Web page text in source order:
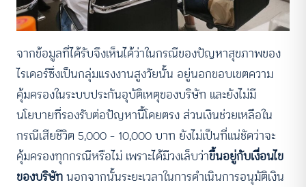
จากข้อมูลที่ได้รับจึงเห็นได้ว่าในกรณีของปัญหาสุขภาพของ
ไรเดอร์ซึ่งเป็นกลุ่มแรงงานสูงวัยนั้น อยู่นอกขอบเขตความ
คุ้มครองในระบบประกันอุบัติเหตุของบริษัท และยังไม่มี
นโยบายที่รองรับต่อปัญหานี้โดยตรง ส่วนเงินช่วยเหลือใน
กรณีเสียชีวิต 5,000 – 10,000 บาท ยังไม่เป็นที่แน่ชัดว่าจะ
คุ้มครองทุกกรณีหรือไม่ เพราะได้มีวงเล็บว่าขึ้นอยู่กับเงื่อนไข
ของบริษัทนอกจากนั้นระยะเวลาในการดำเนินการอนุมัติเงิน